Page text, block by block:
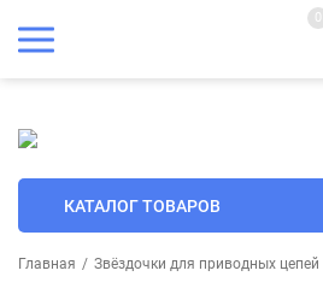
0
КАТАЛОГ ТОВАРОВ
Главная / Звёздочки для приводных цепей